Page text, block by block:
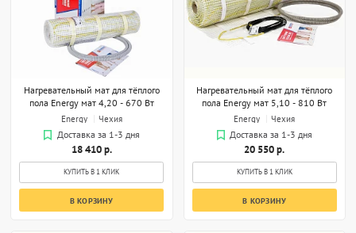
Нагревательный мат для тёплого
пола Energy мат 4,20 - 670 Вт
Energy
Чехия
Доставка за 1-3 дня
18 410 р.
КУПИТЬ В 1 КЛИК
В КОРЗИНУ
Нагревательный мат для тёплого
пола Energy мат 5,10 - 810 Вт
Energy
Чехия
Доставка за 1-3 дня
20 550 р.
КУПИТЬ В 1 КЛИК
В КОРЗИНУ